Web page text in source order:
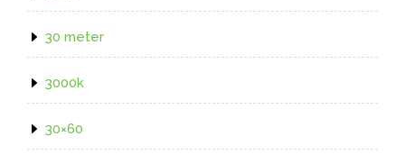
30 meter
3000k
30×60